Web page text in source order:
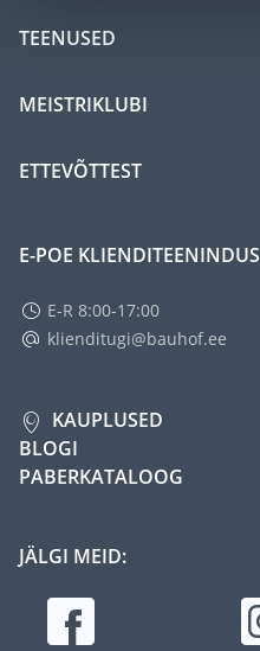
TEENUSED
MEISTRIKLUBI
ETTEVÕTTEST
E-POE KLIENDITEENINDUS
E-R 8:00-17:00
klienditugi@bauhof.ee
KAUPLUSED
BLOGI
PABERKATALOOG
JÄLGI MEID: